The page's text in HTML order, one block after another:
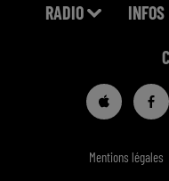
RADIO INFOS
Mentions légales